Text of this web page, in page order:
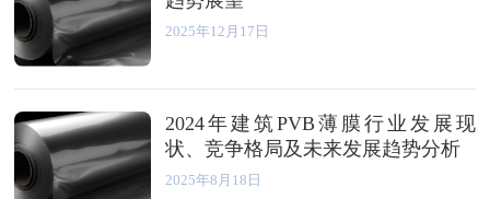
2025年12月17日
2024年建筑PVB薄膜行业发展现
状、竞争格局及未来发展趋势分析
2025年8月18日